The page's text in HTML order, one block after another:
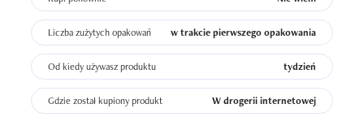
rozlewania/rozmywania się w załamaniach skóry(a to dla
mnie ważne gdyż mam opadającą powiekę), nie skleja
także rzęs i  nie gęstnieje na pędzelku w trakcie aplikacji.
Eyelinerem maluje się łatwo-ma dobrą pigmentację i nie
muszę poprawiać kreski kilka razy, aby nie było
prześwitów.
Liczba zużytych opakowań w trakcie pierwszego opakowania
Od kiedy używasz produktu tydzień
Gdzie został kupiony produkt W drogerii internetowej